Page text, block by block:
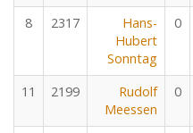
8 2317
Hans-
Hubert
Sonntag
0
11 2199
Rudolf
Meessen
0